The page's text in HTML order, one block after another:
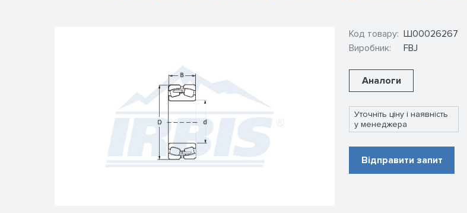
Код товару:
Виробник:
Ш00026267
FBJ
Аналоги
Уточніть ціну і наявність
у менеджера
Відправити запит